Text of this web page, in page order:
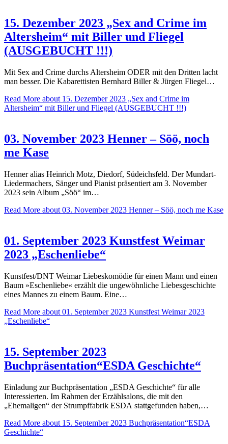
15. Dezember 2023 „Sex and Crime im
Altersheim“ mit Biller und Fliegel
(AUSGEBUCHT !!!)
Mit Sex and Crime durchs Altersheim ODER mit den Dritten lacht
man besser. Die Kabarettisten Bernhard Biller & Jürgen Fliegel…
Read More about 15. Dezember 2023 „Sex and Crime im
Altersheim“ mit Biller und Fliegel (AUSGEBUCHT !!!)
03. November 2023 Henner – Söö, noch
me Kase
Henner alias Heinrich Motz, Diedorf, Südeichsfeld. Der Mundart-
Liedermachers, Sänger und Pianist präsentiert am 3. November
2023 sein Album „Söö“ im…
Read More about 03. November 2023 Henner – Söö, noch me Kase
01. September 2023 Kunstfest Weimar
2023 „Eschenliebe“
Kunstfest/DNT Weimar Liebeskomödie für einen Mann und einen
Baum »Eschenliebe« erzählt die ungewöhnliche Liebesgeschichte
eines Mannes zu einem Baum. Eine…
Read More about 01. September 2023 Kunstfest Weimar 2023
„Eschenliebe“
15. September 2023
Buchpräsentation“ESDA Geschichte“
Einladung zur Buchpräsentation „ESDA Geschichte“ für alle
Interessierten. Im Rahmen der Erzählsalons, die mit den
„Ehemaligen“ der Strumpffabrik ESDA stattgefunden haben,…
Read More about 15. September 2023 Buchpräsentation“ESDA
Geschichte“